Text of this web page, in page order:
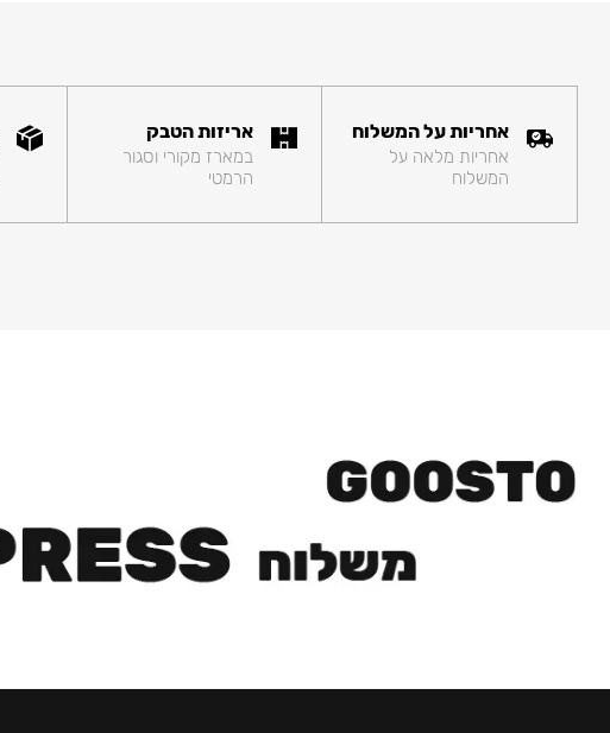
אחריות על המשלוח
אחריות מלאה על
המשלוח
אריזות הטבק
במארז מקורי וסגור
הרמטי